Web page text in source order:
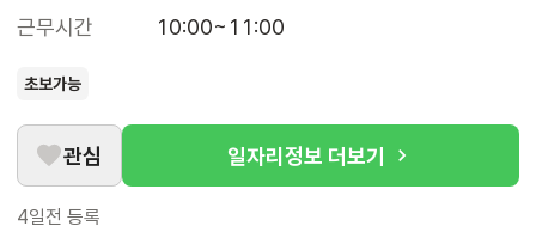
근무시간
10:00~11:00
초보가능
관심 일자리정보 더보기
4일전 등록